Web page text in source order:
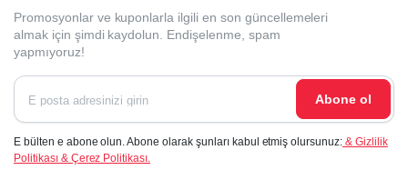
Promosyonlar ve kuponlarla ilgili en son güncellemeleri
almak için şimdi kaydolun. Endişelenme, spam
yapmıyoruz!
Abone ol
E bülten e abone olun. Abone olarak şunları kabul etmiş olursunuz: & Gizlilik
Politikası & Çerez Politikası.